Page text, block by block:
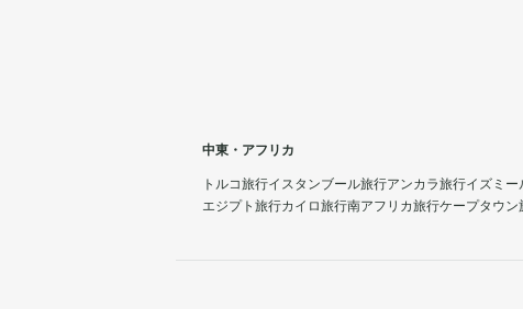
中東・アフリカ
トルコ旅行イスタンブール旅行アンカラ旅行イズミー
エジプト旅行カイロ旅行南アフリカ旅行ケープタウン